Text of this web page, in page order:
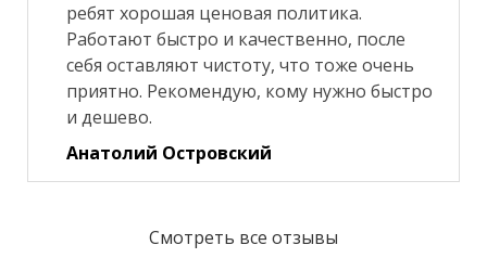
ребят хорошая ценовая политика.
Работают быстро и качественно, после
себя оставляют чистоту, что тоже очень
приятно. Рекомендую, кому нужно быстро
и дешево.
Анатолий Островский
Смотреть все отзывы